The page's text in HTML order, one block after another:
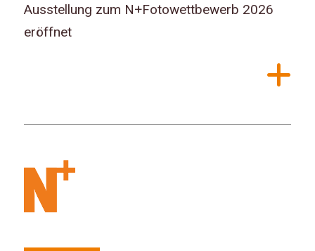
Ausstellung zum N+Fotowettbewerb 2026
eröffnet